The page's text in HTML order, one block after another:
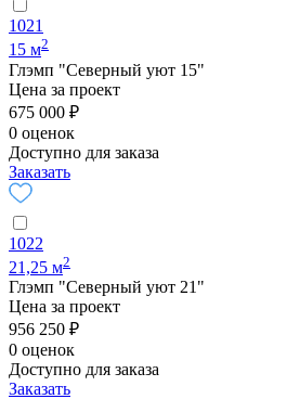
1021
15 м2
Глэмп "Северный уют 15"
Цена за проект
675 000 ₽
0 оценок
Доступно для заказа
Заказать
1022
21,25 м2
Глэмп "Северный уют 21"
Цена за проект
956 250 ₽
0 оценок
Доступно для заказа
Заказать